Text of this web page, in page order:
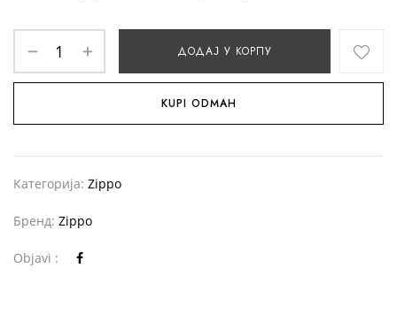
ДОДАЈ У КОРПУ
KUPI ODMAH
Категорија: Zippo
Бренд: Zippo
Objavi :